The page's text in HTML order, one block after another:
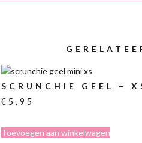
SCRUNCHIE GEEL –
€ 5,95
Toevoegen aan winkelwagen